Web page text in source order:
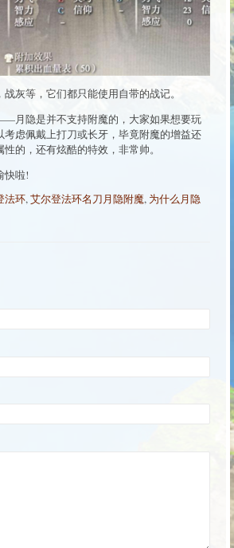
灰等，它们都只能使用自带的战记。
月隐是并不支持附魔的，大家如果想要玩
考虑佩戴上打刀或长牙，毕竟附魔的增益还
的，还有炫酷的特效，非常帅。
快啦!
法环,艾尔登法环名刀月隐附魔, 为什么月隐